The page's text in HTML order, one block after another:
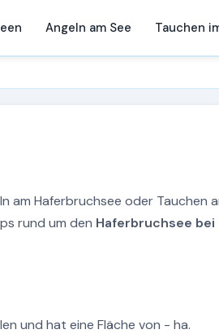
Angeln am See Tauchen
am Haferbruchsee oder Tauchen
rund um den Haferbruchsee bei
und hat eine Fläche von - ha.